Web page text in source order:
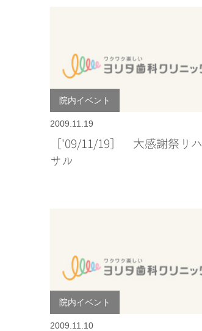
院内イベント
2009.11.19
［'09/11/19］ 大感謝祭リ
サル
院内イベント
2009.11.10